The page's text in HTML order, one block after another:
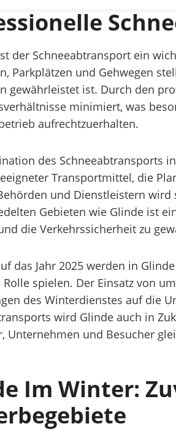
der Schneeabtransport ein
Parkplätzen und Gehwegen
gewährleistet ist. Durch den
minimiert, was
aufrechtzuerhalten.
des Schneeabtransports
Transportmittel, die
und Dienstleistern
Gebieten wie Glinde ist
die Verkehrssicherheit zu
das Jahr 2025 werden in
spielen. Der Einsatz von
des Winterdienstes auf die
wird Glinde auch in
Unternehmen und Besucher
Im Winter: